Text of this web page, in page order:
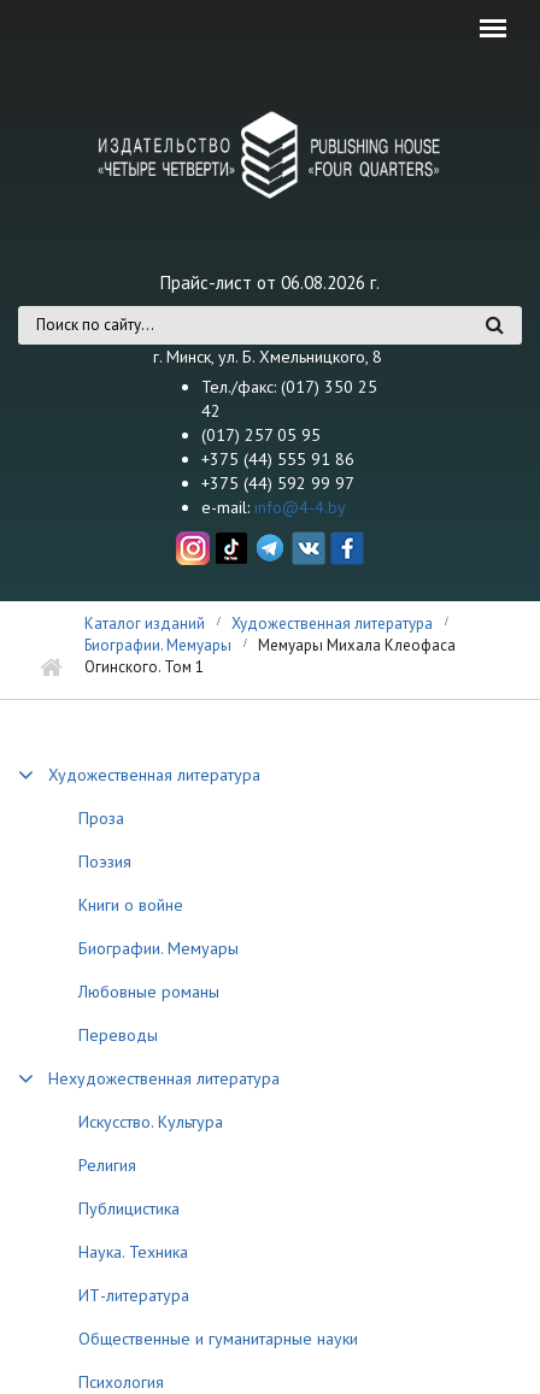
Прайс-лист от 06.08.2026 г.
Форма поискаг. Минск, ул. Б. Хмельницкого, 8
Тел./факс: (017) 350 25
42
(017) 257 05 95
+375 (44) 555 91 86
+375 (44) 592 99 97
e-mail: info@4-4.by
Каталог изданий
Художественная литература
Биографии. Мемуары
Мемуары Михала Клеофаса
Огинского. Том 1
Художественная литература
Проза
Поэзия
Книги о войне
Биографии. Мемуары
Любовные романы
Переводы
Нехудожественная литература
Искусство. Культура
Религия
Публицистика
Наука. Техника
ИТ-литература
Общественные и гуманитарные науки
Психология